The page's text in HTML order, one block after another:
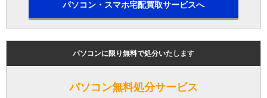
パソコン・スマホ宅配買取サービスへ
パソコンに限り無料で処分いたします
パソコン無料処分サービス